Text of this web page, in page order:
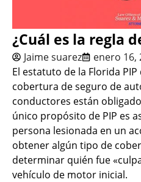
¿Cuál es la regla
Jaime suarez enero 16,
El estatuto de la Florida
cobertura de seguro de
conductores están
único propósito de PIP es
persona lesionada en un
obtener algún tipo de
determinar quién fue
vehículo de motor inicial.